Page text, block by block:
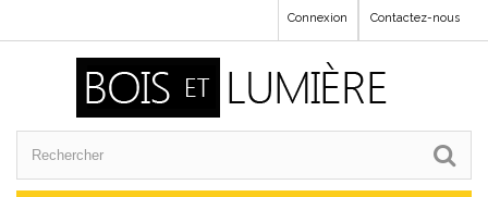
Contactez-nous
Connexion